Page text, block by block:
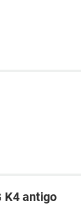
K4 antigo